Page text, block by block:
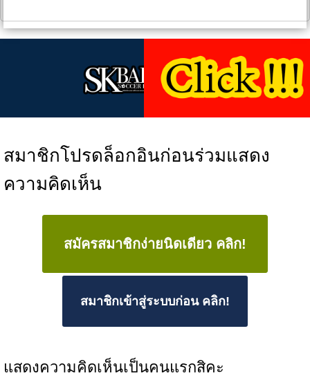
สมาชิกโปรดล็อกอินก่อนร่วมแสดง
ความคิดเห็น
สมัครสมาชิกง่ายนิดเดียว คลิก!
สมาชิกเข้าสู่ระบบก่อน คลิก!
แสดงความคิดเห็นเป็นคนแรกสิคะ